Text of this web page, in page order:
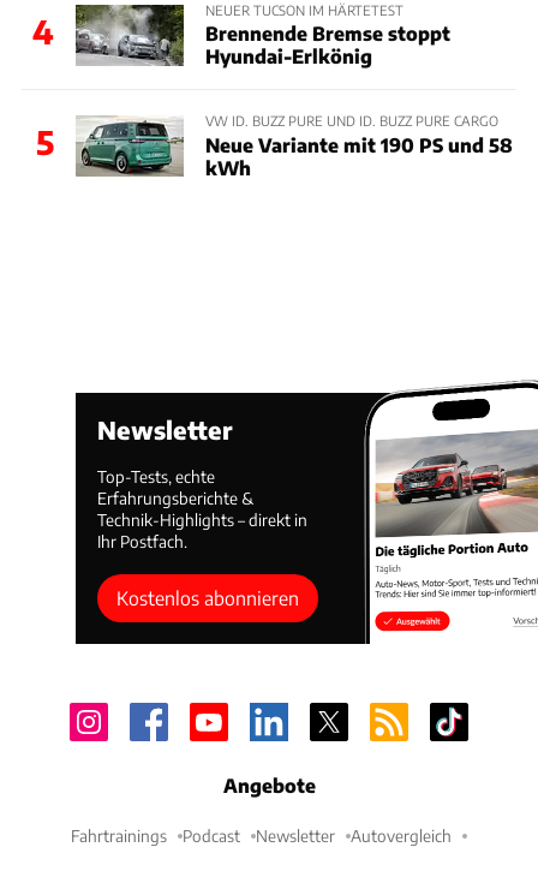
4
NEUER TUCSON IM HÄRTETEST
Brennende Bremse stoppt
Hyundai-Erlkönig
5
VW ID. BUZZ PURE UND ID. BUZZ PURE CARGO
Neue Variante mit 190 PS und 58
kWh
Newsletter
Top-Tests, echte
Erfahrungsberichte &
Technik-Highlights – direkt in
Ihr Postfach.
Kostenlos abonnieren
Angebote
Fahrtrainings Podcast Newsletter Autovergleich